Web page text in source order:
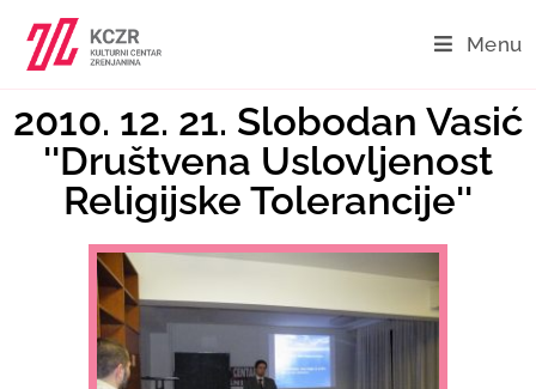
Menu
2010. 12. 21. Slobodan Vasić
''Društvena Uslovljenost
Religijske Tolerancije''